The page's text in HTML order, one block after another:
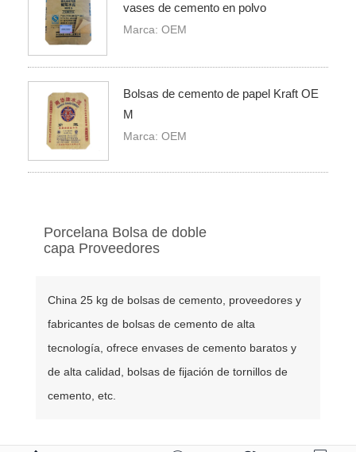
vases de cemento en polvo
Marca: OEM
Bolsas de cemento de papel Kraft OE
M
Marca: OEM
Porcelana Bolsa de doble
capa Proveedores
China 25 kg de bolsas de cemento, proveedores y
fabricantes de bolsas de cemento de alta
tecnología, ofrece envases de cemento baratos y
de alta calidad, bolsas de fijación de tornillos de
cemento, etc.